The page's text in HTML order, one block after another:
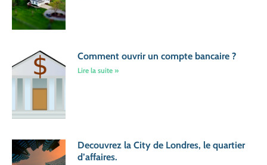
Comment ouvrir un compte bancaire ?
Lire la suite »
Decouvrez la City de Londres, le quartier
d’affaires.